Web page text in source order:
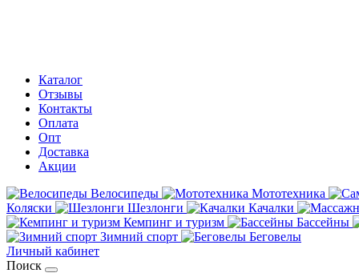
Каталог
Отзывы
Контакты
Оплата
Опт
Доставка
Акции
Велосипеды
Мототехника
Коляски
Шезлонги
Качалки
Кемпинг и туризм
Бассейны
Зимний спорт
Беговелы
Личный кабинет
Поиск